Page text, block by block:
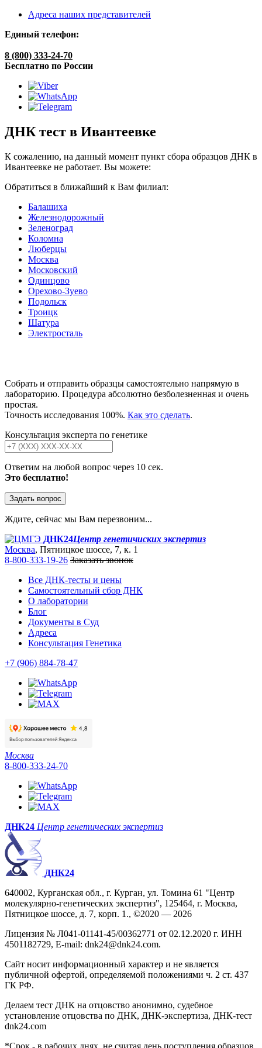
Адреса наших представителей
Единый телефон:
8 (800) 333-24-70
Бесплатно по России
ДНК тест в Ивантеевке
К сожалению, на данный момент пункт сбора образцов ДНК в
Ивантеевке не работает. Вы можете:
Обратиться в ближайший к Вам филиал:
Балашиха
Железнодорожный
Зеленоград
Коломна
Люберцы
Москва
Московский
Одинцово
Орехово-Зуево
Подольск
Троицк
Шатура
Электросталь
Собрать и отправить образцы самостоятельно напрямую в
лабораторию. Процедура абсолютно безболезненная и очень
простая.
Точность исследования 100%. Как это сделать.
Консультация эксперта по генетике
Ответим на любой вопрос через 10 сек.
Это бесплатно!
Задать вопрос
Ждите, сейчас мы Вам перезвоним...
ДНК24Центр генетичиских экспертиз
Москва, Пятницкое шоссе, 7, к. 1
8-800-333-19-26 Заказать звонок
Все ДНК-тесты и цены
Самостоятельный сбор ДНК
О лаборатории
Блог
Документы в Суд
Адреса
Консультация Генетика
+7 (906) 884-78-47
Москва
8-800-333-24-70
ДНК24 Центр генетических экспертиз
ДНК24
640002, Курганская обл., г. Курган, ул. Томина 61 "Центр
молекулярно-генетических экспертиз", 125464, г. Москва,
Пятницкое шоссе, д. 7, корп. 1., ©2020 — 2026
Лицензия № Л041-01141-45/00362771 от 02.12.2020 г. ИНН
4501182729, E-mail: dnk24@dnk24.com.
Сайт носит информационный характер и не является
публичной офертой, определяемой положениями ч. 2 ст. 437
ГК РФ.
Делаем тест ДНК на отцовство анонимно, судебное
установление отцовства по ДНК, ДНК-экспертиза, ДНК-тест
dnk24.com
*Срок - в рабочих днях, не считая день поступления образцов